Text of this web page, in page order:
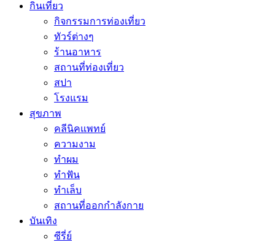
กินเที่ยว
กิจกรรมการท่องเที่ยว
ทัวร์ต่างๆ
ร้านอาหาร
สถานที่ท่องเที่ยว
สปา
โรงแรม
สุขภาพ
คลีนิคแพทย์
ความงาม
ทำผม
ทำฟัน
ทำเล็บ
สถานที่ออกกำลังกาย
บันเทิง
ซีรี่ย์